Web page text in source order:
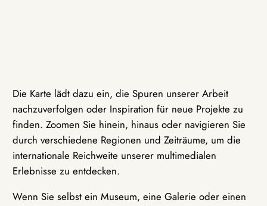
Die Karte lädt dazu ein, die Spuren unserer Arbeit
nachzuverfolgen oder Inspiration für neue Projekte zu
finden. Zoomen Sie hinein, hinaus oder navigieren Sie
durch verschiedene Regionen und Zeiträume, um die
internationale Reichweite unserer multimedialen
Erlebnisse zu entdecken.
Wenn Sie selbst ein Museum, eine Galerie oder einen